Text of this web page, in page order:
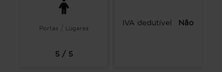
Portas / Lugares
5 / 5
IVA dedutível Não